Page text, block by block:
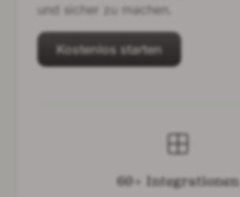
und sicher zu machen.
Kostenlos starten
60+ Integrationen